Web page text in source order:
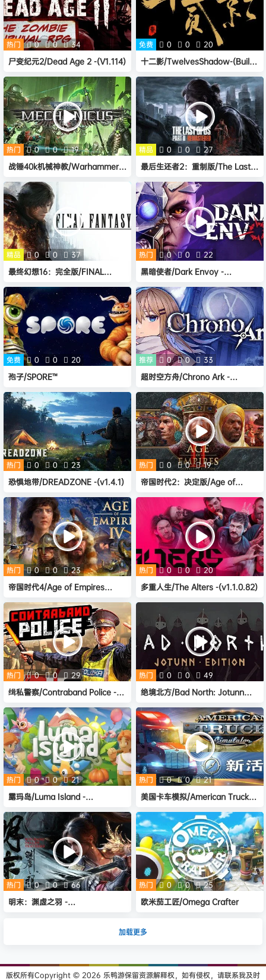
热门 0 0 34
尸变纪元2/Dead Age 2 -(V1.114)
免费 0 0 20
十二影/TwelvesShadow-(Build
热门 0 0 19
战锤40k机械神教/Warhammer
Mechanicus（v1.4.6+全DLC）
精品 0 0 27
最后生还者2：重制版/The Last
（v1.6.10721.0105）
精品 0 0 37
最终幻想16：完全版/FINAL
热门 0 0 22
黑暗使者/Dark Envoy -
免费 0 0 20
孢子/SPORE™
推荐 0 0 33
超时空方舟/Chrono Ark -
热门 0 0 23
恐惧地带/DREADZONE -(v1.4.1)
热门 0 0 19
帝国时代2：决定版/Age of
（ v147949集成DLC ）
热门 0 0 23
帝国时代4/Age of Empires
热门 0 0 20
多重人生/The Alters -(v1.1.0.82)
热门 0 0 29
缉私警察/Contraband Police -
热门 0 0 49
绝境北方/Bad North: Jotunn
热门 0 0 21
露玛岛/Luma Island -
热门 0 0 21
美国卡车模拟/American Truck
DLC）
热门 0 0 66
明末：渊虚之羽 -
热门 0 0 25
欧米茄工匠/Omega Crafter
加载更多
版权所有Copyright © 2026 乐鸭游保留资源解释权，如有侵权，请联系我及时